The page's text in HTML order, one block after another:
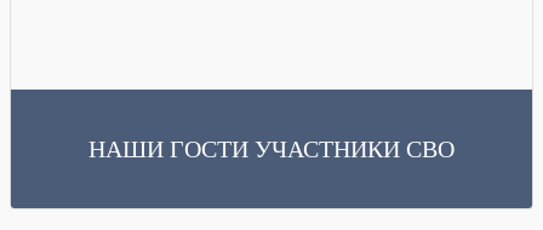
НАШИ ГОСТИ УЧАСТНИКИ СВО